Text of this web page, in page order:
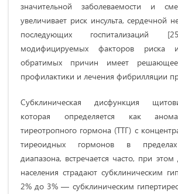
значительной заболеваемости и
увеличивает риск инсульта, сердечной
последующих госпитализаций
модифицируемых факторов риска
обратимых причин имеет
профилактики и лечения фибрилляции
Субклиническая дисфункция
которая определяется как
тиреотропного гормона (ТТГ) с
тиреоидных гормонов в пределах
диапазона, встречается часто, при
населения страдают субклиническим
2% до 3% — субклиническим